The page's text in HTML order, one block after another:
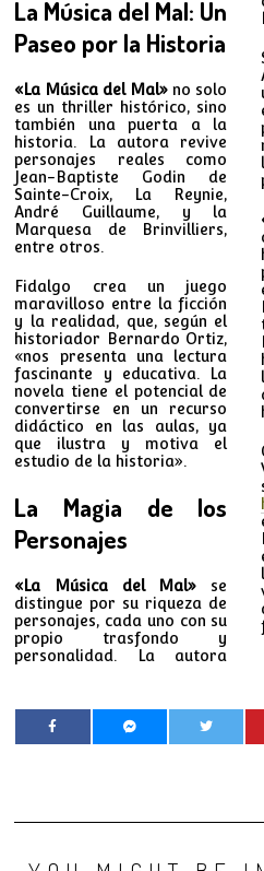
La Música del Mal: Un
Paseo por la Historia
«La Música del Mal» no solo
es un thriller histórico, sino
también una puerta a la
historia. La autora revive
personajes reales como
Jean-Baptiste Godin de
Sainte-Croix, La Reynie,
André Guillaume, y la
Marquesa de Brinvilliers,
entre otros.
Fidalgo crea un juego
maravilloso entre la ficción
y la realidad, que, según el
historiador Bernardo Ortiz,
«nos presenta una lectura
fascinante y educativa. La
novela tiene el potencial de
convertirse en un recurso
didáctico en las aulas, ya
que ilustra y motiva el
estudio de la historia».
La Magia de los
Personajes
«La Música del Mal» se
distingue por su riqueza de
personajes, cada uno con su
propio trasfondo y
personalidad. La autora